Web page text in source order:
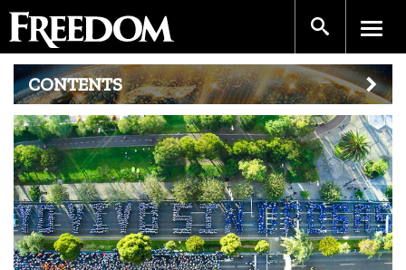
CONTENTS